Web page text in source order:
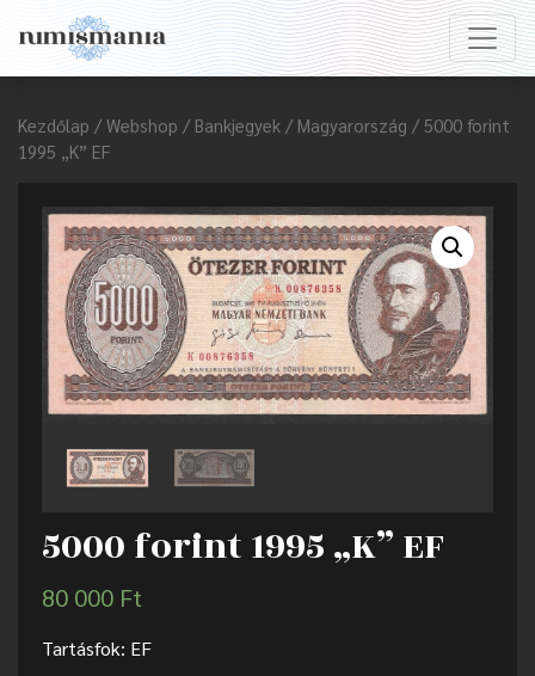
Kezdőlap / Webshop / Bankjegyek / Magyarország / 5000 forint
1995 „K” EF
5000 forint 1995 „K” EF
80 000 Ft
Tartásfok: EF